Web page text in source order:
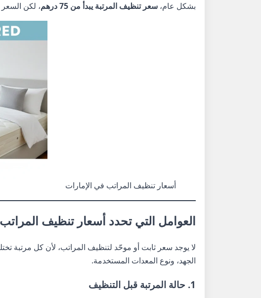
بشكل عام، سعر تنظيف المرتبة يبدأ من 75 درهم ، لكن السعر
أسعار تنظيف المراتب في الإمارات
العوامل التي تحدد أسعار تنظيف
لا يوجد سعر ثابت أو موحّد لتنظيف المراتب، لأن كل مرتبة
الجهد، ونوع المعدات المستخدمة.
1. حالة المرتبة قبل التنظيف